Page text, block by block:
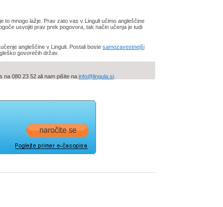
to mnogo lažje. Prav zato vas v Linguli učimo angleščine
usvojiti prav prek pogovora, tak način učenja je tudi
angleščine v Linguli. Postali boste samozavestnejši
govorečih držav.
na 080 23 52 ali nam pišite na info@lingula.si